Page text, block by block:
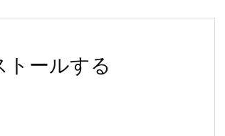
ールする